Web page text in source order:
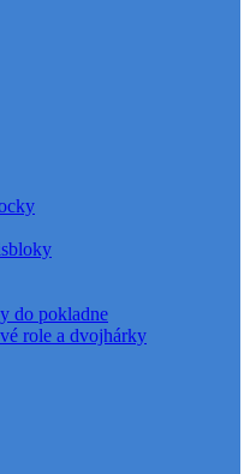
do pokladne
role a dvojhárky